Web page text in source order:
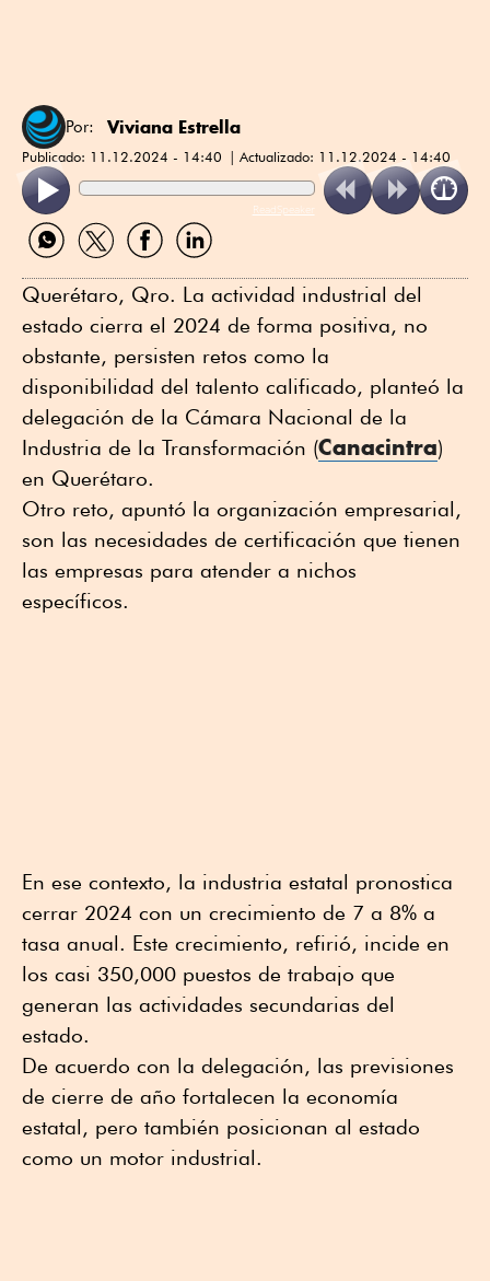
Por: Viviana Estrella
Publicado: 11.12.2024 - 14:40 Actualizado: 11.12.2024 - 14:40
ReadSpeaker
Compartir
por
Compartir
por
Compartir
por
Compartir
por
Querétaro, Qro. La actividad industrial del
estado cierra el 2024 de forma positiva, no
obstante, persisten retos como la
disponibilidad del talento calificado, planteó la
delegación de la Cámara Nacional de la
Industria de la Transformación (Canacintra)
en Querétaro.
Otro reto, apuntó la organización empresarial,
son las necesidades de certificación que tienen
las empresas para atender a nichos
específicos.
En ese contexto, la industria estatal pronostica
cerrar 2024 con un crecimiento de 7 a 8% a
tasa anual. Este crecimiento, refirió, incide en
los casi 350,000 puestos de trabajo que
generan las actividades secundarias del
estado.
De acuerdo con la delegación, las previsiones
de cierre de año fortalecen la economía
estatal, pero también posicionan al estado
como un motor industrial.